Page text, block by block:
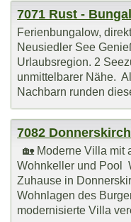
7071 Rust -
Ferienbungalow,
Neusiedler See
Urlaubsregion. 2
unmittelbarer Nähe.
Nachbarn runden
7082
🏡 Moderne Villa mit
Wohnkeller und Pool
Zuhause in
Wohnlagen des
modernisierte Villa